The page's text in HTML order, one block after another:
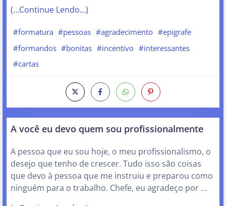
(…Continue Lendo…)
#formatura #pessoas #agradecimento #epigrafe
#formandos #bonitas #incentivo #interessantes
#cartas
A você eu devo quem sou profissionalmente
A pessoa que eu sou hoje, o meu profissionalismo, o
desejo que tenho de crescer. Tudo isso são coisas
que devo à pessoa que me instruiu e preparou como
ninguém para o trabalho. Chefe, eu agradeço por …